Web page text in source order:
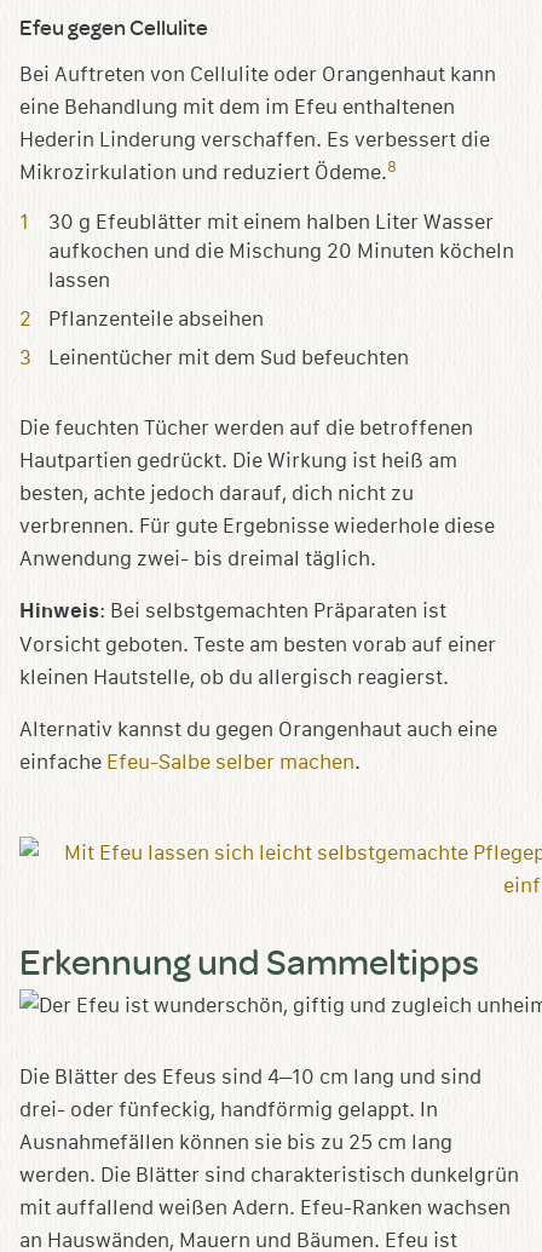
Efeu gegen Cellulite
Bei Auftreten von Cellulite oder Orangenhaut kann
eine Behandlung mit dem im Efeu enthaltenen
Hederin Linderung verschaffen. Es verbessert die
Mikrozirkulation und reduziert Ödeme.8
30 g Efeublätter mit einem halben Liter Wasser
aufkochen und die Mischung 20 Minuten köcheln
lassen
Pflanzenteile abseihen
Leinentücher mit dem Sud befeuchten
Die feuchten Tücher werden auf die betroffenen
Hautpartien gedrückt. Die Wirkung ist heiß am
besten, achte jedoch darauf, dich nicht zu
verbrennen. Für gute Ergebnisse wiederhole diese
Anwendung zwei- bis dreimal täglich.
Hinweis: Bei selbstgemachten Präparaten ist
Vorsicht geboten. Teste am besten vorab auf einer
kleinen Hautstelle, ob du allergisch reagierst.
Alternativ kannst du gegen Orangenhaut auch eine
einfache Efeu-Salbe selber machen.
Erkennung und Sammeltipps
Die Blätter des Efeus sind 4–10 cm lang und sind
drei- oder fünfeckig, handförmig gelappt. In
Ausnahmefällen können sie bis zu 25 cm lang
werden. Die Blätter sind charakteristisch dunkelgrün
mit auffallend weißen Adern. Efeu-Ranken wachsen
an Hauswänden, Mauern und Bäumen. Efeu ist